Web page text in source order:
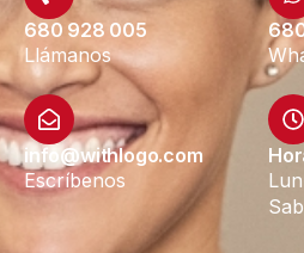
680 928 005
Llámanos
info@withlogo.com
Escríbenos